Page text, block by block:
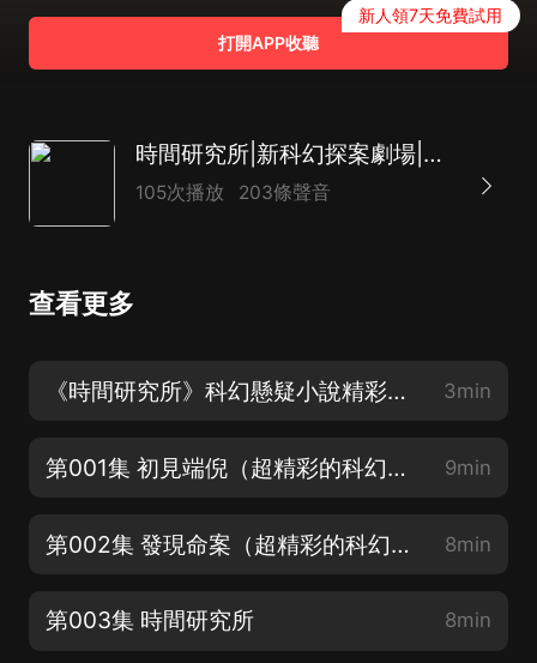
打開APP收聽
新人領7天免費試用
時間研究所|新科幻探案劇場|精品多人有聲劇
105次播放 203條聲音
查看更多
《時間研究所》科幻懸疑小說精彩片花【爆更ING，暖心開始啦】 3min
第001集 初見端倪（超精彩的科幻懸疑故事，耐心哦） 9min
第002集 發現命案（超精彩的科幻懸疑故事，請訂閱，互動，五星評價哦） 8min
第003集 時間研究所 8min